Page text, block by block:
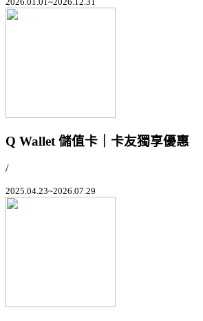
Q Wallet 儲值卡｜卡友獨享優惠
/
2025.04.23~2026.07.29